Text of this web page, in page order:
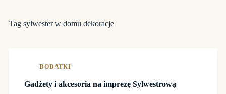
Tag sylwester w domu dekoracje
DODATKI
Gadżety i akcesoria na imprezę Sylwestrową